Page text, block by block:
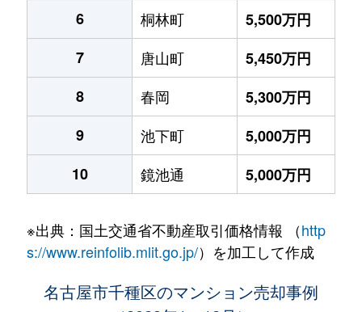
6
桐林町
5,500万円
7
唐山町
5,450万円
8
春岡
5,300万円
9
池下町
5,000万円
10
鏡池通 5,000万円
※出典：国土交通省不動産取引価格情報 （http
s://www.reinfolib.mlit.go.jp/）を加工して作成
名古屋市千種区のマンション売却事例